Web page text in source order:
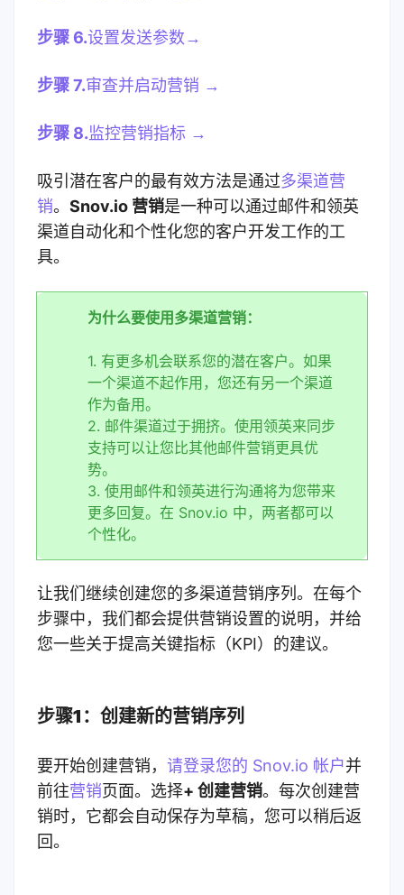
步骤 6.设置发送参数→
步骤 7.审查并启动营销 →
步骤 8.监控营销指标 →
吸引潜在客户的最有效方法是通过多渠道营
销。 Snov.io 营销是一种可以通过邮件和领英
渠道自动化和个性化您的客户开发工作的工
具。
为什么要使用多渠道营销：
1. 有更多机会联系您的潜在客户。如果
一个渠道不起作用，您还有另一个渠道
作为备用。
2. 邮件渠道过于拥挤。使用领英来同步
支持可以让您比其他邮件营销更具优
势。
3. 使用邮件和领英进行沟通将为您带来
更多回复。在 Snov.io 中，两者都可以
个性化。
让我们继续创建您的多渠道营销序列。在每个
步骤中，我们都会提供营销设置的说明，并给
您一些关于提高关键指标（KPI）的建议。
步骤1：创建新的营销序列
要开始创建营销， 请登录您的 Snov.io 帐户并
前往营销页面。选择+ 创建营销。每次创建营
销时，它都会自动保存为草稿，您可以稍后返
回。